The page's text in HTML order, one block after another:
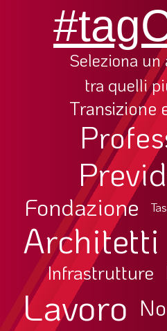
Seleziona un
tra quelli
Transizione
Fondazione
Architetti
Infrastrutture
Lavoro